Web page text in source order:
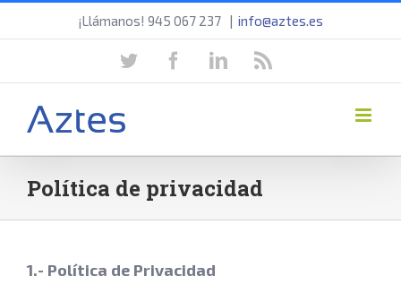
al
¡Llámanos! 945 067 237 | info@aztes.es
twitter facebooklinkedin
Política de privacidad
1.- Política de Privacidad